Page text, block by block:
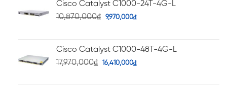
Cisco Catalyst C1000-24T-4G-L
10,870,000₫ 9,970,000₫
Cisco Catalyst C1000-48T-4G-L
17,970,000₫ 16,410,000₫